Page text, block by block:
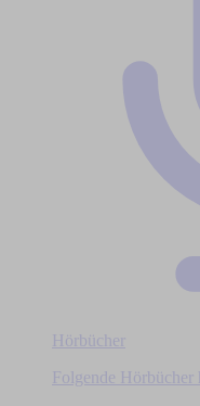
Hörbücher
Folgende Hörbücher